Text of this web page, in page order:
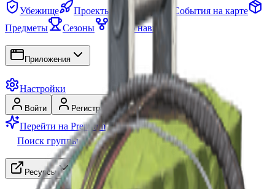
Убежище
Проекты Отряды
События на карте
Предметы
Сезоны Древо навыков
Приложения
Настройки
Войти Регистрация
Перейти на Premium
Поиск группы
Ресурсы